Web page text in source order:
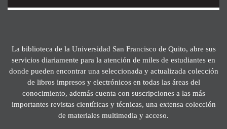
La biblioteca de la Universidad San Francisco de Quito, abre sus
servicios diariamente para la atención de miles de estudiantes en
donde pueden encontrar una seleccionada y actualizada colección
de libros impresos y electrónicos en todas las áreas del
conocimiento, además cuenta con suscripciones a las más
importantes revistas científicas y técnicas, una extensa colección
de materiales multimedia y acceso.